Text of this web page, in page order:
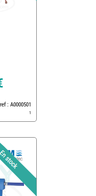
ref : A0000501
1